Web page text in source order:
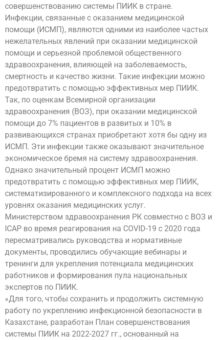
совершенствованию системы ПИИК в стране.
Инфекции, связанные с оказанием медицинской
помощи (ИСМП), являются одними из наиболее частых
нежелательных явлений при оказании медицинской
помощи и серьезной проблемой общественного
здравоохранения, влияющей на заболеваемость,
смертность и качество жизни. Такие инфекции можно
предотвратить с помощью эффективных мер ПИИК.
Так, по оценкам Всемирной организации
здравоохранения (ВОЗ), при оказании медицинской
помощи до 7% пациентов в развитых и 10% в
развивающихся странах приобретают хотя бы одну из
ИСМП. Эти инфекции также оказывают значительное
экономическое бремя на систему здравоохранения.
Однако значительный процент ИСМП можно
предотвратить с помощью эффективных мер ПИИК,
систематизированного и комплексного подхода на всех
уровнях оказания медицинских услуг.
Министерством здравоохранения РК совместно с ВОЗ и
ICAP во время реагирования на COVID-19 с 2020 года
пересматривались руководства и нормативные
документы, проводились обучающие вебинары и
тренинги для укрепления потенциала медицинских
работников и формирования пула национальных
экспертов по ПИИК.
«Для того, чтобы сохранить и продолжить системную
работу по укреплению инфекционной безопасности в
Казахстане, разработан План совершенствования
системы ПИИК на 2022-2027 гг., основанный на